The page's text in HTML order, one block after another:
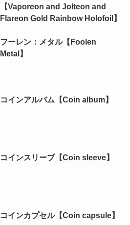
【Vaporeon and Jolteon and
Flareon Gold Rainbow Holofoil】
フーレン：メタル【Foolen
Metal】
コインアルバム【Coin album】
コインスリーブ【Coin sleeve】
コインカプセル【Coin capsule】